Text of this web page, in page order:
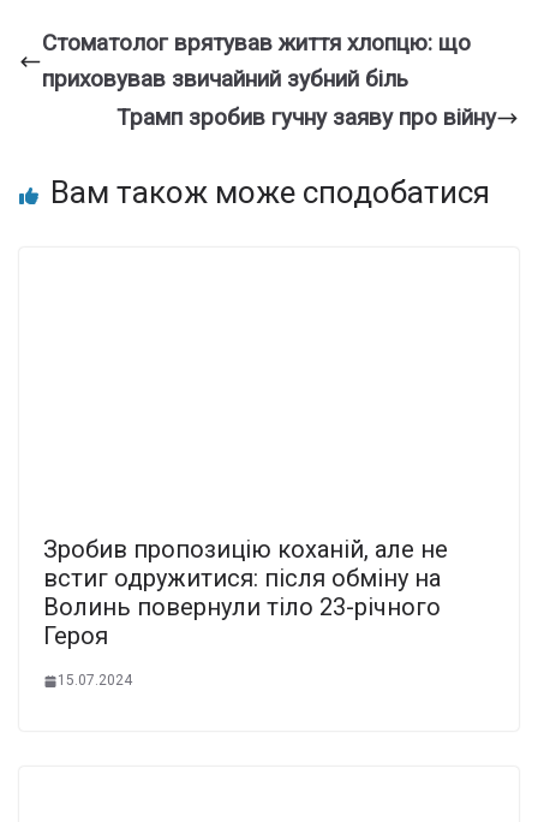
Стоматолог врятував життя хлопцю: що
приховував звичайний зубний біль
Трамп зробив гучну заяву про війну
Вам також може сподобатися
Зробив пропозицію коханій, але не
встиг одружитися: після обміну на
Волинь повернули тіло 23-річного
Героя
15.07.2024